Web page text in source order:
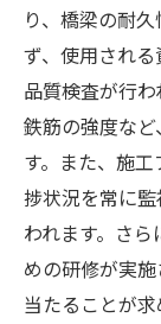
り、橋梁の耐
ず、使用され
品質検査が行
鉄筋の強度な
す。また、施
捗状況を常に
われます。さ
めの研修が実
当たることが